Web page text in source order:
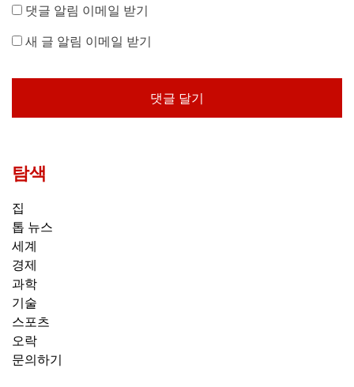
댓글 알림 이메일 받기
새 글 알림 이메일 받기
탐색
집
톱 뉴스
세계
경제
과학
기술
스포츠
오락
문의하기